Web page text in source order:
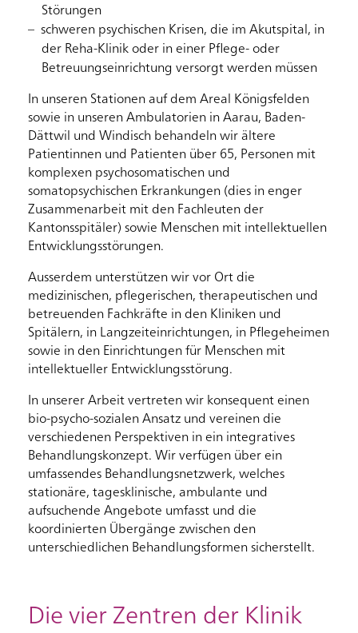
Störungen
schweren psychischen Krisen, die im Akutspital, in
der Reha-Klinik oder in einer Pflege- oder
Betreuungseinrichtung versorgt werden müssen
In unseren Stationen auf dem Areal Königsfelden
sowie in unseren Ambulatorien in Aarau, Baden-
Dättwil und Windisch behandeln wir ältere
Patientinnen und Patienten über 65, Personen mit
komplexen psychosomatischen und
somatopsychischen Erkrankungen (dies in enger
Zusammenarbeit mit den Fachleuten der
Kantonsspitäler) sowie Menschen mit intellektuellen
Entwicklungsstörungen.
Ausserdem unterstützen wir vor Ort die
medizinischen, pflegerischen, therapeutischen und
betreuenden Fachkräfte in den Kliniken und
Spitälern, in Langzeiteinrichtungen, in Pflegeheimen
sowie in den Einrichtungen für Menschen mit
intellektueller Entwicklungsstörung.
In unserer Arbeit vertreten wir konsequent einen
bio-psycho-sozialen Ansatz und vereinen die
verschiedenen Perspektiven in ein integratives
Behandlungskonzept. Wir verfügen über ein
umfassendes Behandlungsnetzwerk, welches
stationäre, tagesklinische, ambulante und
aufsuchende Angebote umfasst und die
koordinierten Übergänge zwischen den
unterschiedlichen Behandlungsformen sicherstellt.
Die vier Zentren der Klinik